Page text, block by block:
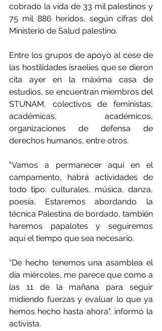
cobrado la vida de 33 mil palestinos y
75 mil 886 heridos, según cifras del
Ministerio de Salud palestino.
Entre los grupos de apoyo al cese de
las hostilidades israelíes que se dieron
cita ayer en la máxima casa de
estudios, se encuentran miembros del
STUNAM, colectivos de feministas,
académicas, académicos,
organizaciones de defensa de
derechos humanos, entre otros.
"Vamos a permanecer aquí en el
campamento, habrá actividades de
todo tipo: culturales, música, danza,
poesía. Estaremos abordando la
técnica Palestina de bordado, también
haremos papalotes y seguiremos
aquí el tiempo que sea necesario.
“De hecho tenemos una asamblea el
día miércoles, me parece que como a
las 11 de la mañana para seguir
midiendo fuerzas y evaluar lo que ya
hemos hecho hasta ahora", informó la
activista.